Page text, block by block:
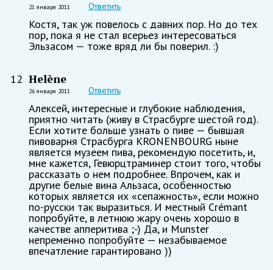
21 января 2011 Ответить
Костя, так уж повелось с давних пор. Но до тех
пор, пока я не стал всерьез интересоваться
Эльзасом — тоже вряд ли бы поверил. :)
12 Helène
26 января 2011 Ответить
Алексей, интересные и глубокие наблюдения,
приятно читать (живу в Страсбурге шестой год).
Если хотите больше узнать о пиве — бывшая
пивоварня Страсбурга KRONENBOURG ныне
является музеем пива, рекомендую посетить, и,
мне кажется, Гевюрцтраминер стоит того, чтобы
рассказать о нем подробнее. Впрочем, как и
другие белые вина Альзаса, особенностью
которых является их «сепажность», если можно
по-русски так выразиться. И местный Crémant
попробуйте, в летнюю жару очень хорошо в
качестве апперитива ;-) Да, и Munster
непременно попробуйте — незабываемое
впечатление гарантировано ))